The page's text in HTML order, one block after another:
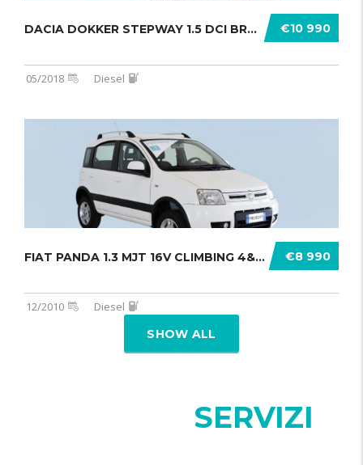
€10 990
DACIA DOKKER STEPWAY 1.5 DCI BRAVE ........
05/2018 Diesel
€8 990
FIAT PANDA 1.3 MJT 16V CLIMBING 4&# .......
12/2010
Diesel
SHOW ALL
SERVIZI